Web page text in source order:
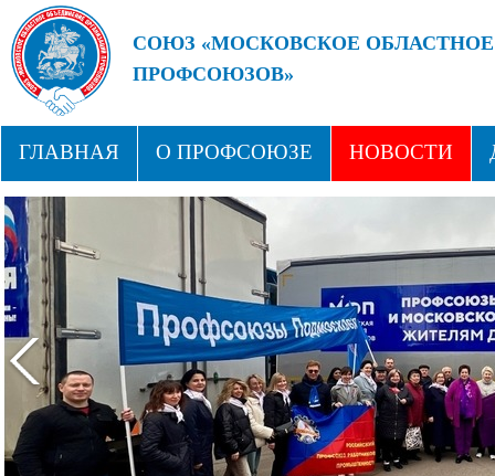
СОЮЗ «МОСКОВСКОЕ
ПРОФСОЮЗОВ»
ГЛАВНАЯ О ПРОФСОЮЗЕ НОВОСТИ
СТРУКТУРА ПРОФСОЮЗНЫЕ ЗДРАВНИЦЫ